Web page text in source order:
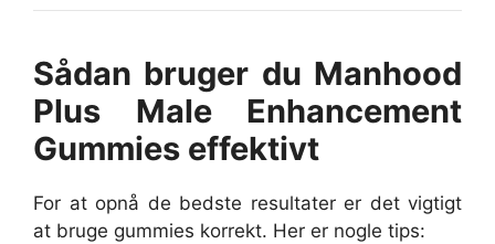
Sådan bruger du Manhood
Plus Male Enhancement
Gummies effektivt
For at opnå de bedste resultater er det vigtigt
at bruge gummies korrekt. Her er nogle tips: